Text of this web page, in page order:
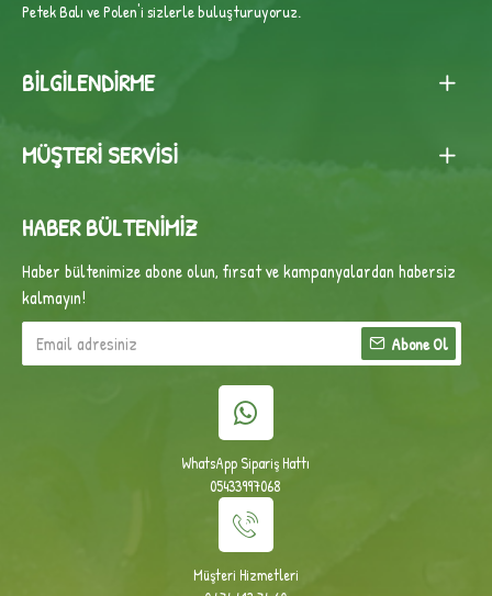
Petek Balı ve Polen'i sizlerle buluşturuyoruz.
BILGILENDIRME
MÜŞTERI SERVISI
HABER BÜLTENIMIZ
Haber bültenimize abone olun, fırsat ve kampanyalardan habersiz
kalmayın!
Abone Ol
WhatsApp Sipariş Hattı
05433997068
Müşteri Hizmetleri